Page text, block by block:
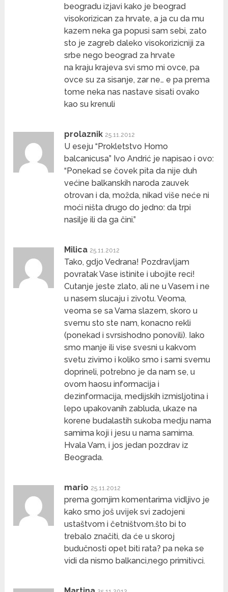
beogradu izjavi kako je beograd
visokorizican za hrvate, a ja cu da mu
kazem neka ga popusi sam sebi, zato
sto je zagreb daleko visokorizicniji za
srbe nego beograd za hrvate
na kraju krajeva svi smo mi ovce, pa
ovce su za sisanje, zar ne… e pa prema
tome neka nas nastave sisati ovako
kao su krenuli
prolaznik 25.11.2012
U eseju “Prokletstvo Homo
balcanicusa” Ivo Andrić je napisao i ovo:
“Ponekad se čovek pita da nije duh
većine balkanskih naroda zauvek
otrovan i da, možda, nikad više neće ni
moći ništa drugo do jedno: da trpi
nasilje ili da ga čini.”
Milica 25.11.2012
Tako, gdjo Vedrana! Pozdravljam
povratak Vase istinite i ubojite reci!
Cutanje jeste zlato, ali ne u Vasem i ne
u nasem slucaju i zivotu. Veoma,
veoma se sa Vama slazem, skoro u
svemu sto ste nam, konacno rekli
(ponekad i svrsishodno ponovili). Iako
smo manje ili vise svesni u kakvom
svetu zivimo i koliko smo i sami svemu
doprineli, potrebno je da nam se, u
ovom haosu informacija i
dezinformacija, medijskih izmisljotina i
lepo upakovanih zabluda, ukaze na
korene budalastih sukoba medju nama
samima koji i jesu u nama samima.
Hvala Vam, i jos jedan pozdrav iz
Beograda.
mario 25.11.2012
prema gornjim komentarima vidljivo je
kako smo još uvijek svi zadojeni
ustaštvom i četništvom.što bi to
trebalo značiti, da će u skoroj
budučnosti opet biti rata? pa neka se
vidi da nismo balkanci,nego primitivci.